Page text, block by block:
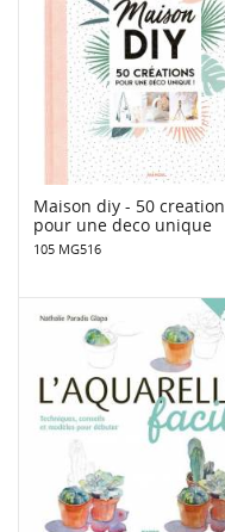
Maison diy - 50
pour une deco unique
105 MG516